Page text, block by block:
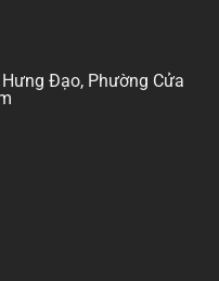
Đạo, Phường Cửa